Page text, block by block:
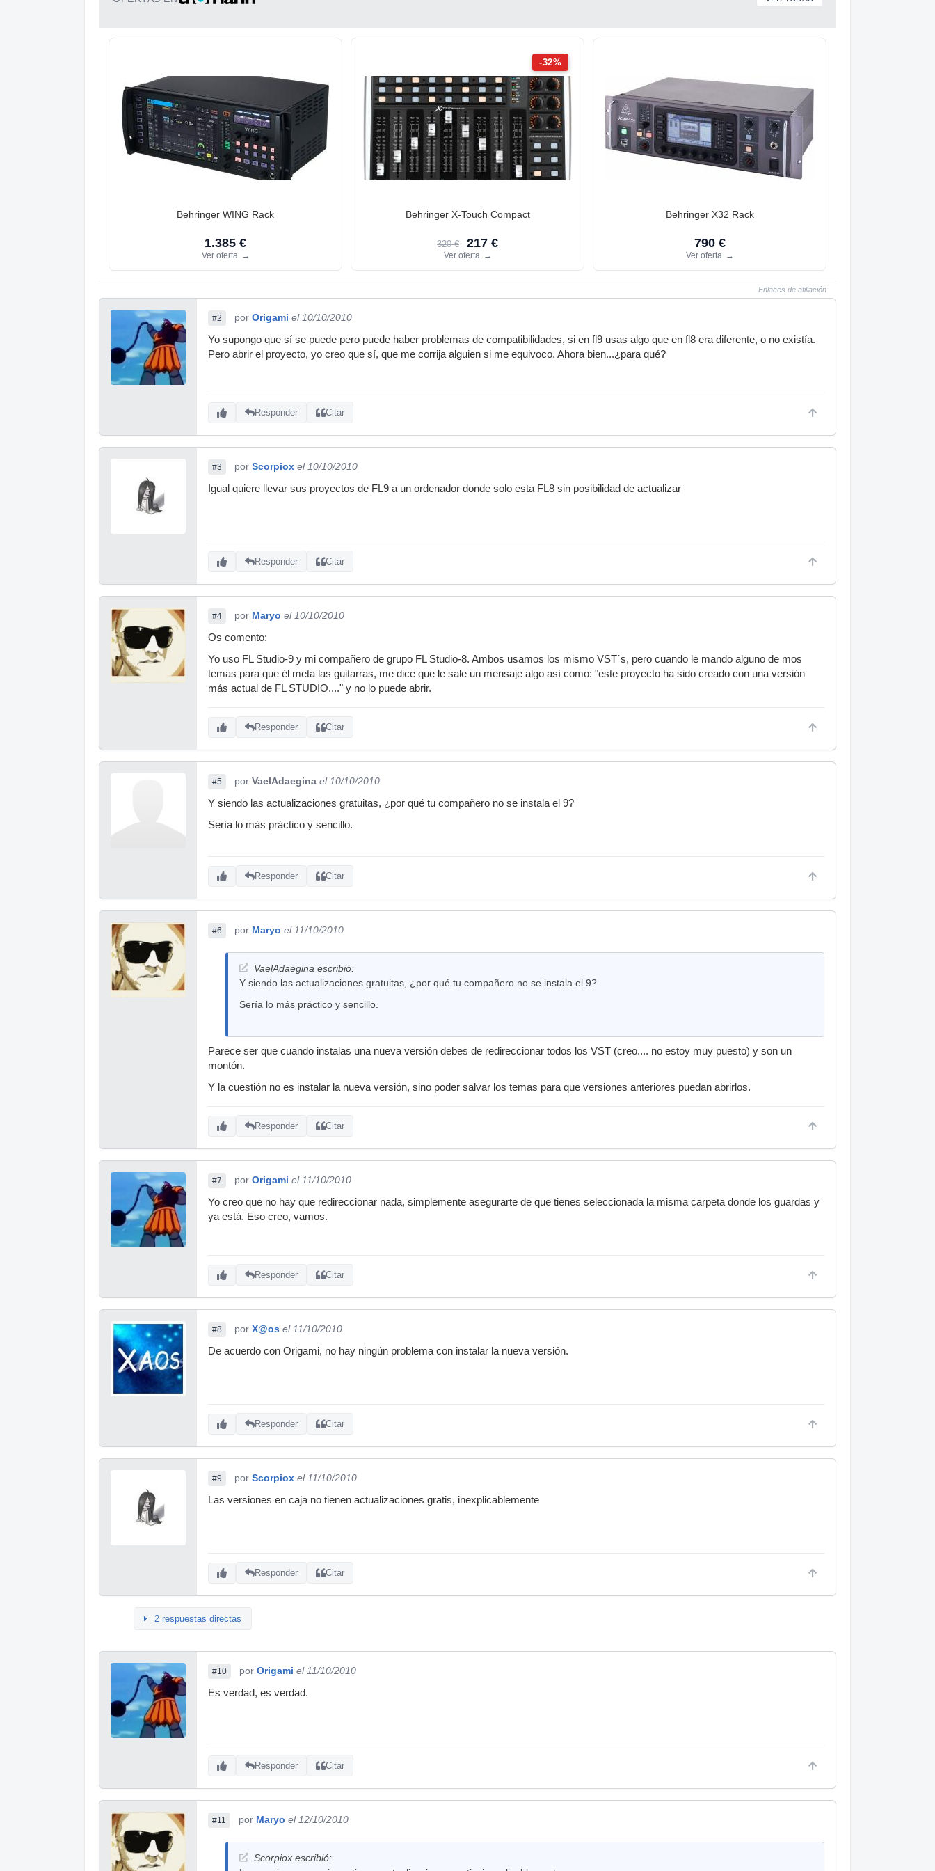
Behringer WING Rack
1.385 €
Ver oferta →
-32%
Behringer X-Touch Compact
320 € 217 €
Ver oferta →
Behringer X32 Rack
790 €
Ver oferta →
Enlaces de afiliación
#2 por Origami el 10/10/2010
Yo supongo que sí se puede pero puede haber problemas de compatibilidades, si en fl9 usas algo que en fl8 era diferente, o no existía.
Pero abrir el proyecto, yo creo que sí, que me corrija alguien si me equivoco. Ahora bien...¿para qué?
Responder Citar
#3 por Scorpiox el 10/10/2010
Igual quiere llevar sus proyectos de FL9 a un ordenador donde solo esta FL8 sin posibilidad de actualizar
Responder Citar
#4 por Maryo el 10/10/2010
Os comento:
Yo uso FL Studio-9 y mi compañero de grupo FL Studio-8. Ambos usamos los mismo VST´s, pero cuando le mando alguno de mos
temas para que él meta las guitarras, me dice que le sale un mensaje algo así como: "este proyecto ha sido creado con una versión
más actual de FL STUDIO...." y no lo puede abrir.
Responder Citar
#5 por VaelAdaegina el 10/10/2010
Y siendo las actualizaciones gratuitas, ¿por qué tu compañero no se instala el 9?
Sería lo más práctico y sencillo.
Responder Citar
#6 por Maryo el 11/10/2010
VaelAdaegina escribió:
Y siendo las actualizaciones gratuitas, ¿por qué tu compañero no se instala el 9?
Sería lo más práctico y sencillo.
Parece ser que cuando instalas una nueva versión debes de redireccionar todos los VST (creo.... no estoy muy puesto) y son un
montón.
Y la cuestión no es instalar la nueva versión, sino poder salvar los temas para que versiones anteriores puedan abrirlos.
Responder Citar
#7 por Origami el 11/10/2010
Yo creo que no hay que redireccionar nada, simplemente asegurarte de que tienes seleccionada la misma carpeta donde los guardas y
ya está. Eso creo, vamos.
Responder Citar
#8 por X@os el 11/10/2010
De acuerdo con Origami, no hay ningún problema con instalar la nueva versión.
Responder Citar
#9 por Scorpiox el 11/10/2010
Las versiones en caja no tienen actualizaciones gratis, inexplicablemente
Responder Citar
2 respuestas directas
#10 por Origami el 11/10/2010
Es verdad, es verdad.
Responder Citar
#11 por Maryo el 12/10/2010
Scorpiox escribió: